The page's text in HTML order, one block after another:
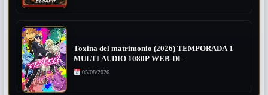
Toxina del matrimonio (2026) TEMPORADA 1
MULTI AUDIO 1080P WEB-DL
05/08/2026